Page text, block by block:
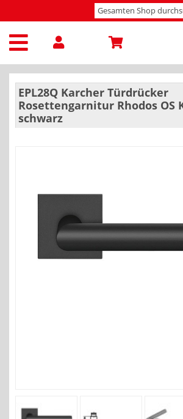
EPL28Q Karcher Türdrücker
Rosettengarnitur Rhodos OS
schwarz